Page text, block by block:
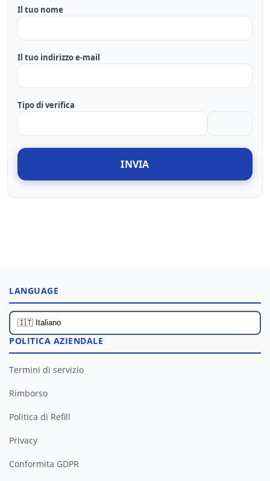
Il tuo nome
Il tuo indirizzo e-mail
Tipo di verifica
INVIA
LANGUAGE
POLITICA AZIENDALE
Termini di servizio
Rimborso
Politica di Refill
Privacy
Conformita GDPR